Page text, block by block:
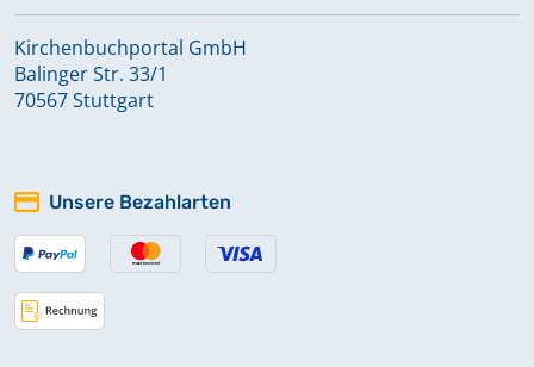
Kirchenbuchportal GmbH
Balinger Str. 33/1
70567 Stuttgart
Unsere Bezahlarten